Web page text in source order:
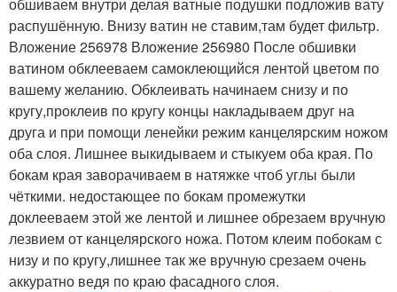
распушённую. Внизу ватин не ставим,там будет фильтр.
Вложение 256978 Вложение 256980 После обшивки
ватином обклееваем самоклеющийся лентой цветом по
вашему желанию. Обклеивать начинаем снизу и по
кругу,проклеив по кругу концы накладываем друг на
друга и при помощи ленейки режим канцелярским ножом
оба слоя. Лишнее выкидываем и стыкуем оба края. По
бокам края заворачиваем в натяжке чтоб углы были
чёткими. недостающее по бокам промежутки
доклееваем этой же лентой и лишнее обрезаем вручную
лезвием от канцелярского ножа. Потом клеим побокам с
низу и по кругу,лишнее так же вручную срезаем очень
аккуратно ведя по краю фасадного слоя.